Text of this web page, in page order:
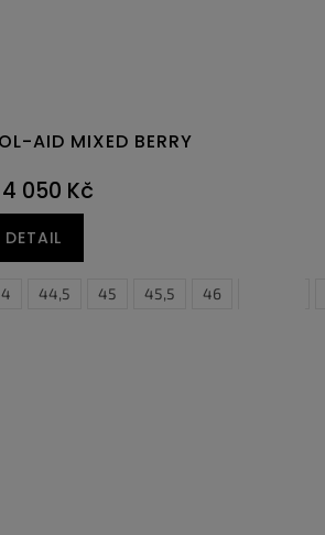
AID MIXED BERRY
4 050 Kč
DETAIL
44,5 45 45,5 46
38,5